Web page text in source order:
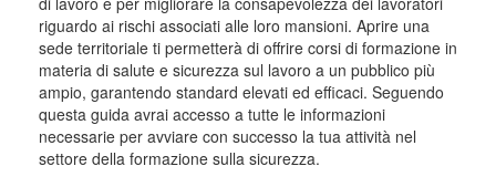
riguardo ai rischi associati alle loro mansioni. Aprire una
sede territoriale ti permetterà di offrire corsi di formazione in
materia di salute e sicurezza sul lavoro a un pubblico più
ampio, garantendo standard elevati ed efficaci. Seguendo
questa guida avrai accesso a tutte le informazioni
necessarie per avviare con successo la tua attività nel
settore della formazione sulla sicurezza.